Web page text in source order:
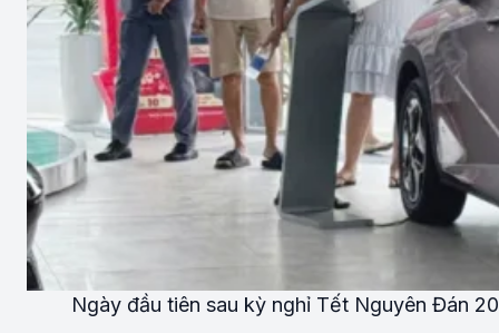
Ngày đầu tiên sau kỳ nghỉ Tết Nguyên Đán